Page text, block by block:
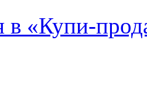
в «Купи-